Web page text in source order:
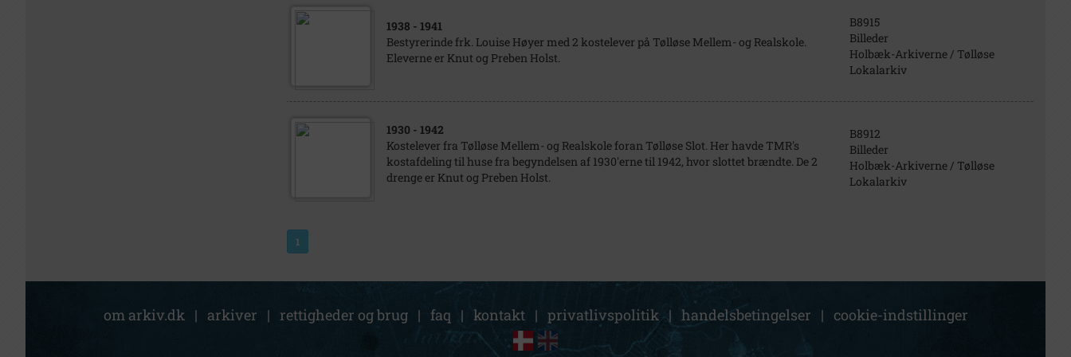
1938 - 1941
Bestyrerinde frk. Louise Høyer med 2 kostelever på Tølløse Mellem- og Realskole.
Eleverne er Knut og Preben Holst.
B8915
Billeder
Holbæk-Arkiverne / Tølløse
Lokalarkiv
1930 - 1942
Kostelever fra Tølløse Mellem- og Realskole foran Tølløse Slot. Her havde TMR's
kostafdeling til huse fra begyndelsen af 1930'erne til 1942, hvor slottet brændte. De 2
drenge er Knut og Preben Holst.
B8912
Billeder
Holbæk-Arkiverne / Tølløse
Lokalarkiv
1
om arkiv.dk | arkiver | rettigheder og brug | faq | kontakt | privatlivspolitik | handelsbetingelser | cookie-indstillinger